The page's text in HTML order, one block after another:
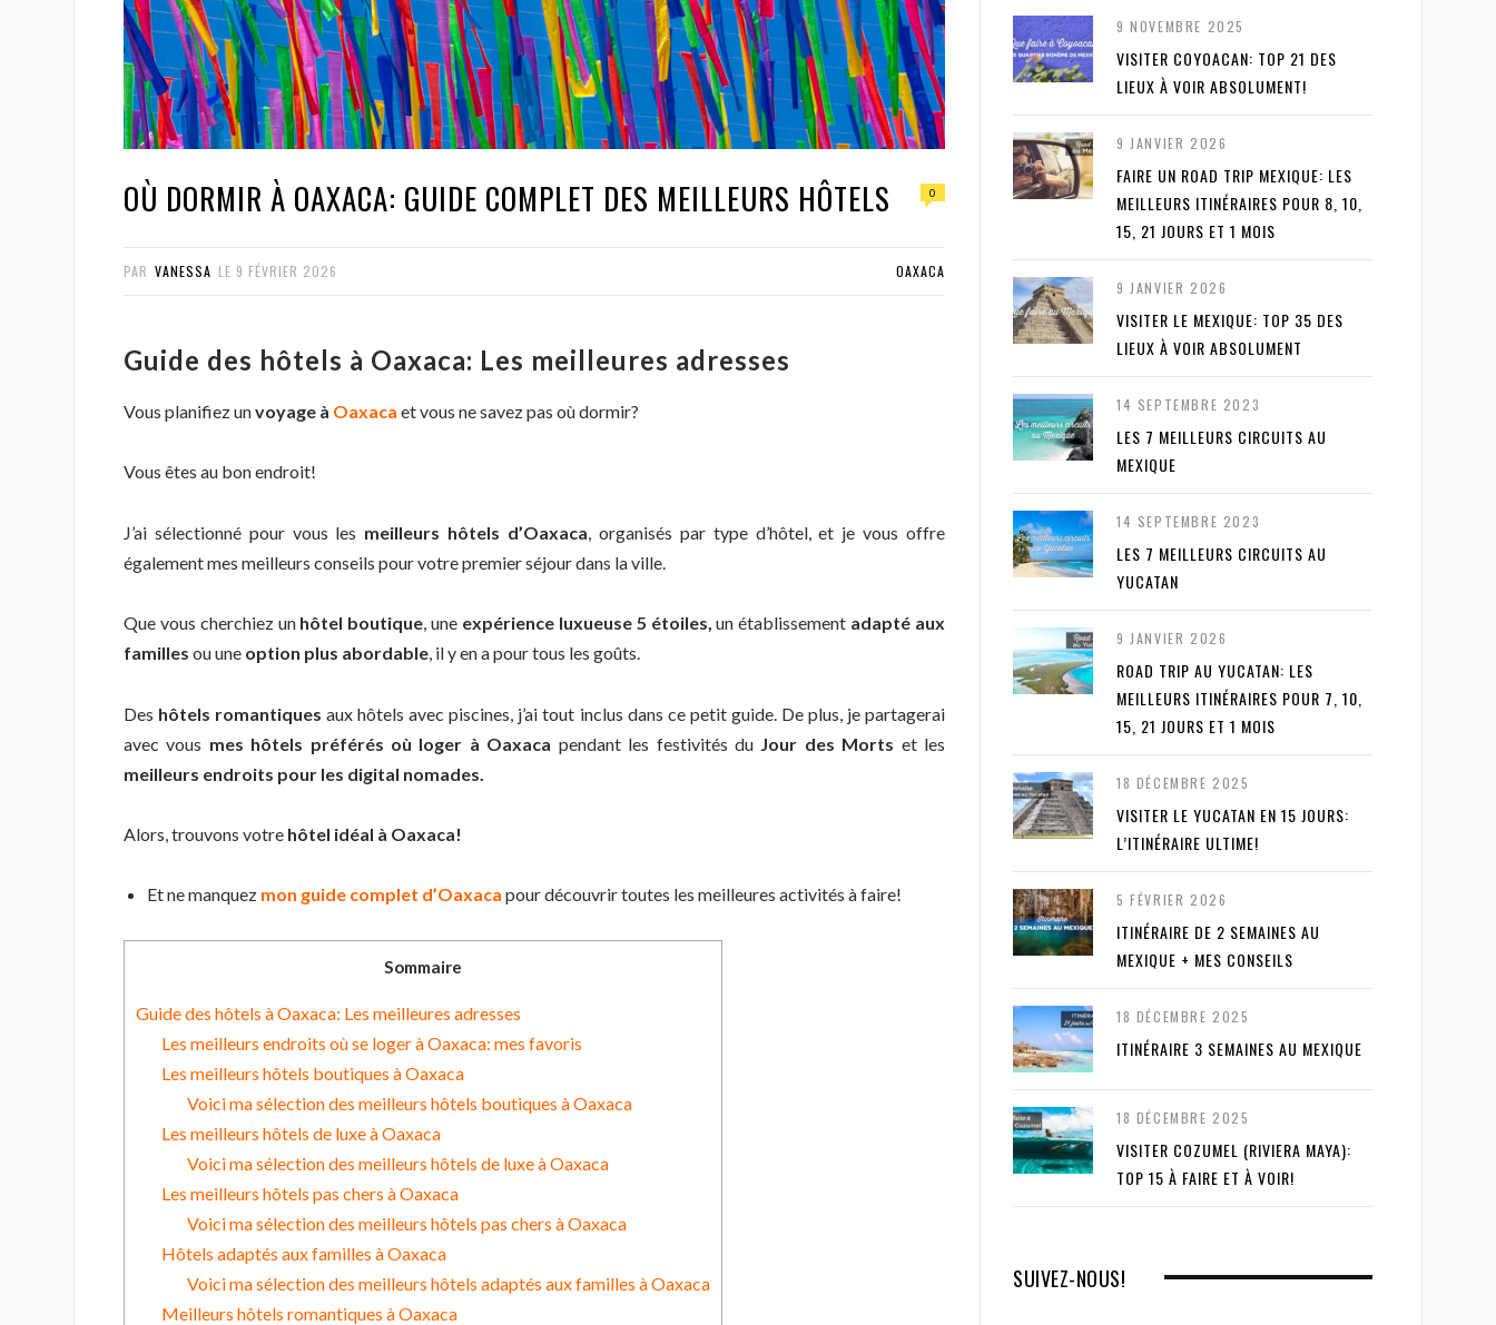
OÙ DORMIR À OAXACA: GUIDE COMPLET DES MEILLEURS HÔTELS 0
PAR VANESSA LE 9 FÉVRIER 2026 OAXACA
Guide des hôtels à Oaxaca: Les meilleures adresses
Vous planifiez unvoyage à Oaxaca et vous ne savez pas où dormir?
Vous êtes au bon endroit!
J’ai sélectionné pour vous les meilleurs hôtels d’Oaxaca , organisés par type d’hôtel, et je vous offre
également mes meilleurs conseils pour votre premier séjour dans la ville.
Que vous cherchiez un hôtel boutique, une expérience luxueuse 5 étoiles, un établissement adapté aux
familles ou une option plus abordable, il y en a pour tous les goûts.
Des hôtels romantiques aux hôtels avec piscines, j’ai tout inclus dans ce petit guide. De plus, je partagerai
avec vous mes hôtels préférés où loger à Oaxaca pendant les festivités du Jour des Morts et les
meilleurs endroits pour les digital nomades.
Alors, trouvons votre hôtel idéal à Oaxaca!
Et ne manquez mon guide complet d’Oaxaca pour découvrir toutes les meilleures activités à faire!
Sommaire
Guide des hôtels à Oaxaca: Les meilleures adresses
Les meilleurs endroits où se loger à Oaxaca: mes favoris
Les meilleurs hôtels boutiques à Oaxaca
Voici ma sélection des meilleurs hôtels boutiques à Oaxaca
Les meilleurs hôtels de luxe à Oaxaca
Voici ma sélection des meilleurs hôtels de luxe à Oaxaca
Les meilleurs hôtels pas chers à Oaxaca
Voici ma sélection des meilleurs hôtels pas chers à Oaxaca
Hôtels adaptés aux familles à Oaxaca
Voici ma sélection des meilleurs hôtels adaptés aux familles à Oaxaca
Meilleurs hôtels romantiques à Oaxaca
9 NOVEMBRE 2025
VISITER COYOACAN: TOP 21 DES
LIEUX À VOIR ABSOLUMENT!
9 JANVIER 2026
FAIRE UN ROAD TRIP MEXIQUE: LES
MEILLEURS ITINÉRAIRES POUR 8, 10,
15, 21 JOURS ET 1 MOIS
9 JANVIER 2026
VISITER LE MEXIQUE: TOP 35 DES
LIEUX À VOIR ABSOLUMENT
14 SEPTEMBRE 2023
LES 7 MEILLEURS CIRCUITS AU
MEXIQUE
14 SEPTEMBRE 2023
LES 7 MEILLEURS CIRCUITS AU
YUCATAN
9 JANVIER 2026
ROAD TRIP AU YUCATAN: LES
MEILLEURS ITINÉRAIRES POUR 7, 10,
15, 21 JOURS ET 1 MOIS
18 DÉCEMBRE 2025
VISITER LE YUCATAN EN 15 JOURS:
L’ITINÉRAIRE ULTIME!
5 FÉVRIER 2026
ITINÉRAIRE DE 2 SEMAINES AU
MEXIQUE + MES CONSEILS
18 DÉCEMBRE 2025
ITINÉRAIRE 3 SEMAINES AU MEXIQUE
18 DÉCEMBRE 2025
VISITER COZUMEL (RIVIERA MAYA):
TOP 15 À FAIRE ET À VOIR!
SUIVEZ-NOUS!